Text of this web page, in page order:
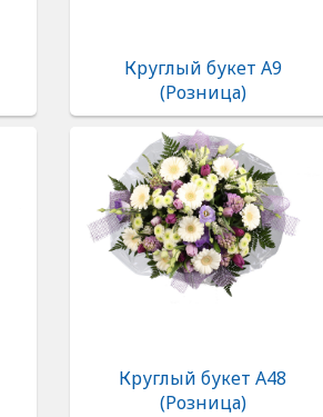
Круглый букет А9
(Розница)
Круглый букет А48
(Розница)